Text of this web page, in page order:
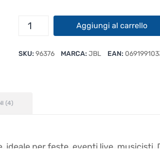
JBL
Amplificata
Aggiungi al carrello
SKU: 96376 MARCA: JBL EAN:
(4)
per feste, eventi live, musicisti,